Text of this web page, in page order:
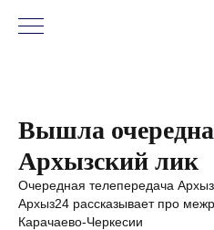
Вышла
Архызский лик
Очередная телепередача
Архыз24 рассказывает про
Карачаево-Черкесии